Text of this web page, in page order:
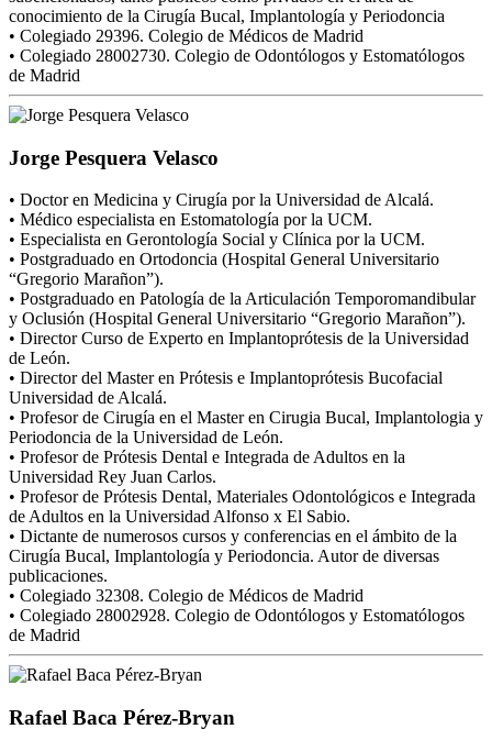
conocimiento de la Cirugía Bucal, Implantología y Periodoncia
• Colegiado 29396. Colegio de Médicos de Madrid
• Colegiado 28002730. Colegio de Odontólogos y Estomatólogos
de Madrid
Jorge Pesquera Velasco
• Doctor en Medicina y Cirugía por la Universidad de Alcalá.
• Médico especialista en Estomatología por la UCM.
• Especialista en Gerontología Social y Clínica por la UCM.
• Postgraduado en Ortodoncia (Hospital General Universitario
“Gregorio Marañon”).
• Postgraduado en Patología de la Articulación Temporomandibular
y Oclusión (Hospital General Universitario “Gregorio Marañon”).
• Director Curso de Experto en Implantoprótesis de la Universidad
de León.
• Director del Master en Prótesis e Implantoprótesis Bucofacial
Universidad de Alcalá.
• Profesor de Cirugía en el Master en Cirugia Bucal, Implantologia y
Periodoncia de la Universidad de León.
• Profesor de Prótesis Dental e Integrada de Adultos en la
Universidad Rey Juan Carlos.
• Profesor de Prótesis Dental, Materiales Odontológicos e Integrada
de Adultos en la Universidad Alfonso x El Sabio.
• Dictante de numerosos cursos y conferencias en el ámbito de la
Cirugía Bucal, Implantología y Periodoncia. Autor de diversas
publicaciones.
• Colegiado 32308. Colegio de Médicos de Madrid
• Colegiado 28002928. Colegio de Odontólogos y Estomatólogos
de Madrid
Rafael Baca Pérez-Bryan